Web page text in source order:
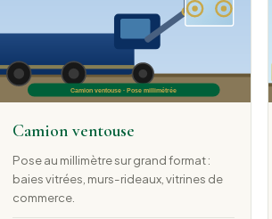
Camion ventouse
Pose au millimètre sur grand format :
baies vitrées, murs-rideaux, vitrines de
commerce.